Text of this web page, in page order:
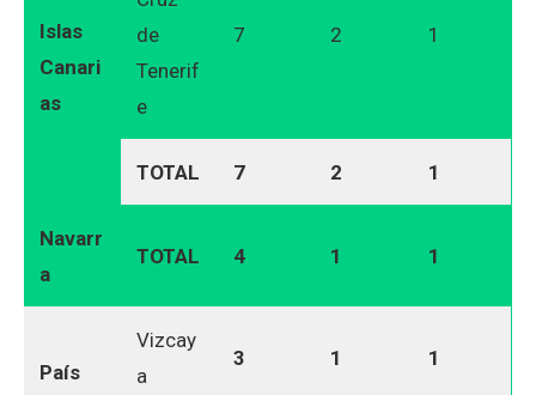
Islas
Canari
as
de
Tenerif
e
7 2 1
TOTAL 7 2 1
Navarr
a
TOTAL 4 1 1
País
Vizcay
a
3 1 1